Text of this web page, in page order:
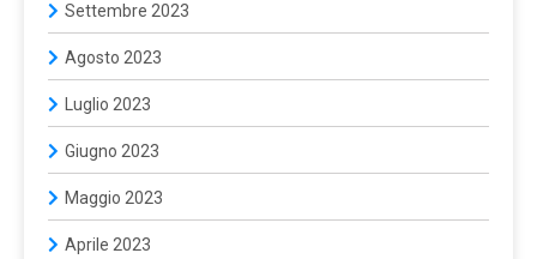
Settembre 2023
Agosto 2023
Luglio 2023
Giugno 2023
Maggio 2023
Aprile 2023